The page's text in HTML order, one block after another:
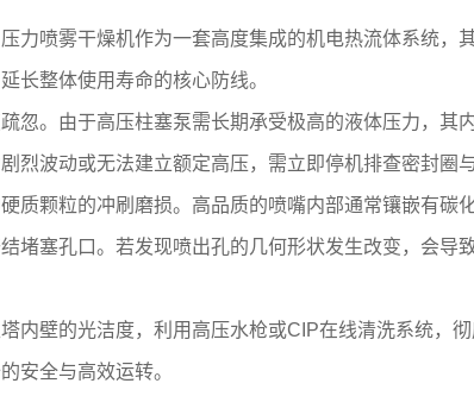
力喷雾干燥机作为一套高度集成的机电热流体系统，
长整体使用寿命的核心防线。
忽。由于高压柱塞泵需长期承受极高的液体压力，其
波动或无法建立额定高压，需立即停机排查密封圈
质颗粒的冲刷磨损。高品质的喷嘴内部通常镶嵌有碳
堵塞孔口。若发现喷出孔的几何形状发生改变，会导
内壁的光洁度，利用高压水枪或CIP在线清洗系统，
安全与高效运转。